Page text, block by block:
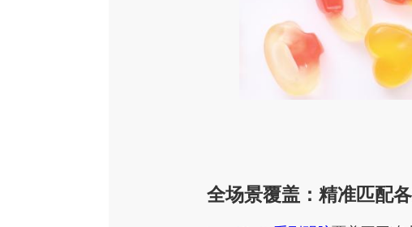
全场景覆盖：精准匹配